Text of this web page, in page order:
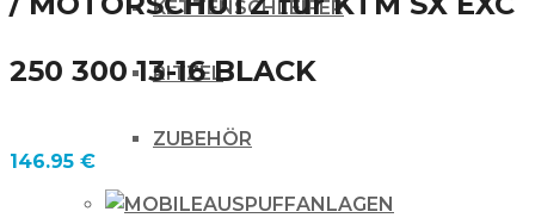
KETTENSCHLEIFER
RITZEL
ZUBEHÖR
AUSPUFFANLAGEN
250 300 13-16 BLACK
146.95 €